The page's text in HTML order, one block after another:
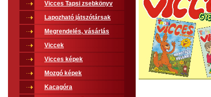
Vicces Tapsi zsebkönyv
Lapozható játszótársak
Megrendelés, vásárlás
Viccek
Vicces képek
Mozgó képek
Kacagóra